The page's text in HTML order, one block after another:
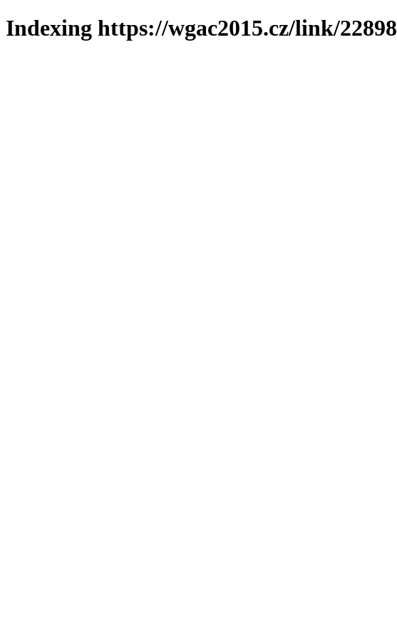
Indexing https://wgac2015.cz/link/22898